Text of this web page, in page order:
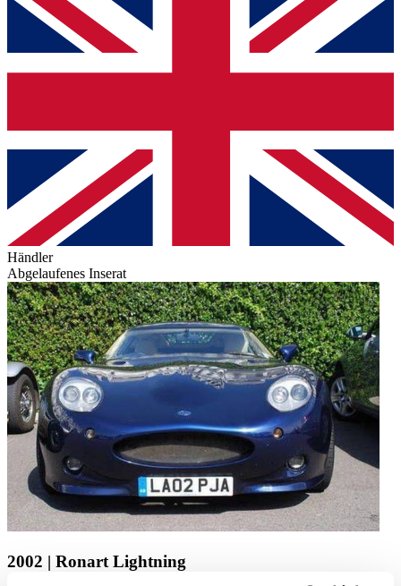
Händler
Abgelaufenes Inserat
2002 | Ronart Lightning